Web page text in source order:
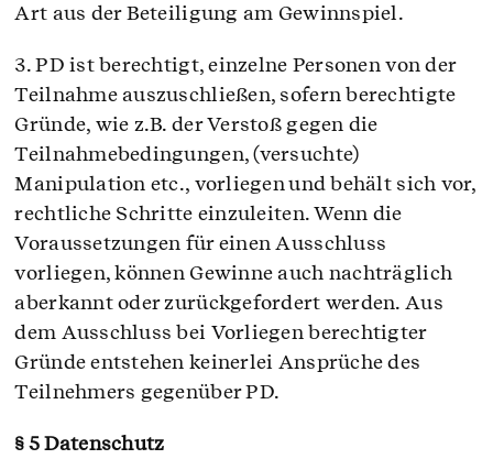
Art aus der Beteiligung am Gewinnspiel.
3. PD ist berechtigt, einzelne Personen von der
Teilnahme auszuschließen, sofern berechtigte
Gründe, wie z.B. der Verstoß gegen die
Teilnahmebedingungen, (versuchte)
Manipulation etc., vorliegen und behält sich vor,
rechtliche Schritte einzuleiten. Wenn die
Voraussetzungen für einen Ausschluss
vorliegen, können Gewinne auch nachträglich
aberkannt oder zurückgefordert werden. Aus
dem Ausschluss bei Vorliegen berechtigter
Gründe entstehen keinerlei Ansprüche des
Teilnehmers gegenüber PD.
§ 5 Datenschutz